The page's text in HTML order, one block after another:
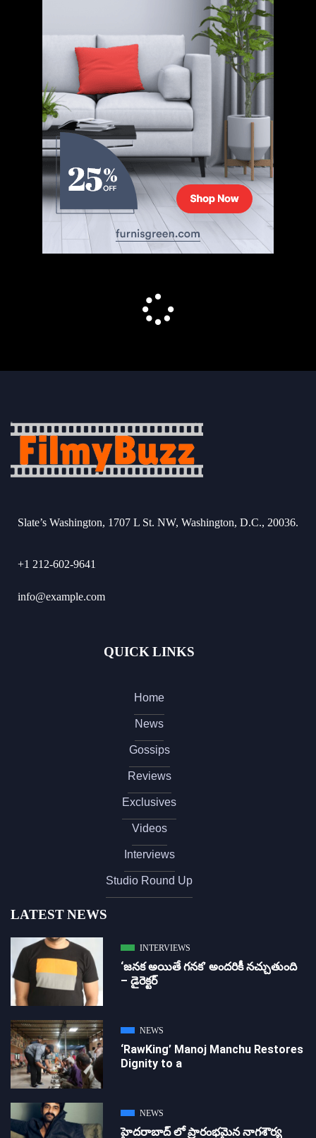
Slate’s Washington, 1707 L St. NW, Washington, D.C., 20036.
+1 212-602-9641
info@example.com
QUICK LINKS
Home
News
Gossips
Reviews
Exclusives
Videos
Interviews
Studio Round Up
LATEST NEWS
INTERVIEWS
‘జ‌న‌క అయితే గ‌న‌క‌’ అందరికీ నచ్చుతుంది
– డైరెక్ట‌ర్
NEWS
‘RawKing’ Manoj Manchu Restores
Dignity to a
NEWS
హైదరాబాద్ లో ప్రారంభమైన నాగశౌర్య